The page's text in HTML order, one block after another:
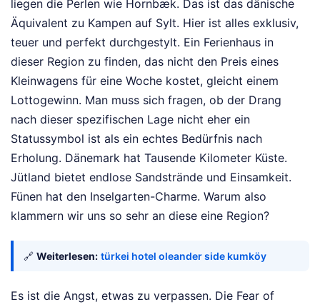
liegen die Perlen wie Hornbæk. Das ist das dänische
Äquivalent zu Kampen auf Sylt. Hier ist alles exklusiv,
teuer und perfekt durchgestylt. Ein Ferienhaus in
dieser Region zu finden, das nicht den Preis eines
Kleinwagens für eine Woche kostet, gleicht einem
Lottogewinn. Man muss sich fragen, ob der Drang
nach dieser spezifischen Lage nicht eher ein
Statussymbol ist als ein echtes Bedürfnis nach
Erholung. Dänemark hat Tausende Kilometer Küste.
Jütland bietet endlose Sandstrände und Einsamkeit.
Fünen hat den Inselgarten-Charme. Warum also
klammern wir uns so sehr an diese eine Region?
🔗 Weiterlesen: türkei hotel oleander side kumköy
Es ist die Angst, etwas zu verpassen. Die Fear of